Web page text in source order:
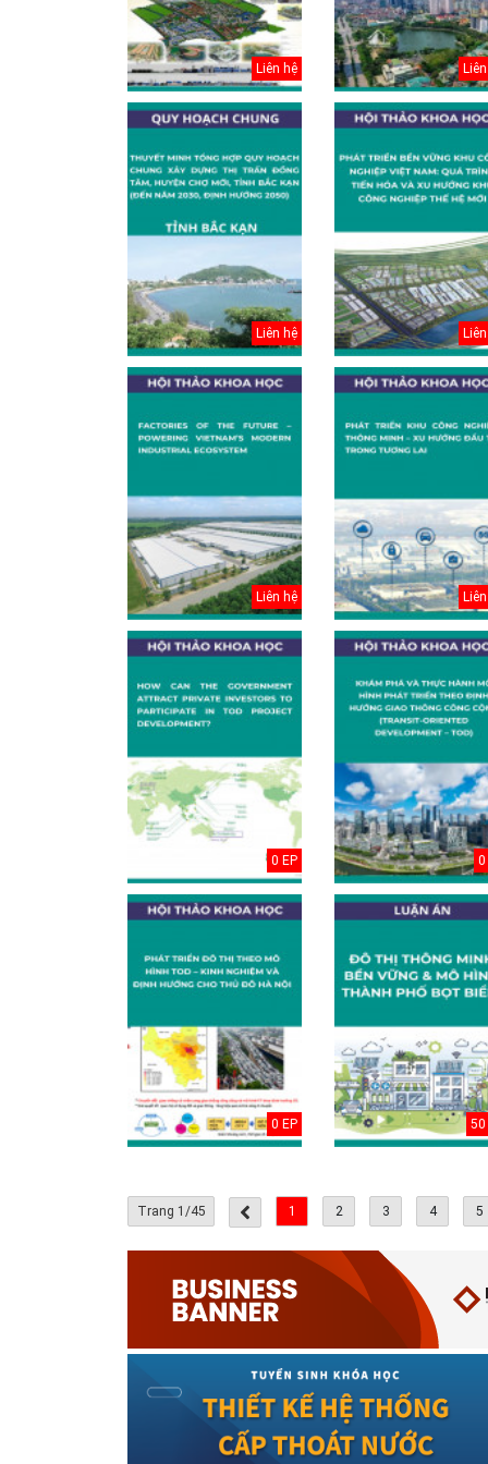
Liên hệ
Liên hệ
Liên hệ
0 EP 0
0 EP 50
Trang 1/45 1 2 3 4 5
Thuyết minh Hồ
sơ quy hoạch
tổng thể Thủ đô
của Hồ sơ quy
hoạch tổng thể...
Điều chỉnh quy
hoạch chung
thành phố Hải
Dươn...
Cấp nước-Bản vẽ
chi tiết cấu tạo
hố van đồng...
vẽ thiết kế kỹ
thuật cống tròn...
Hồ sơ mẫu bản
vẽ thiết kế hệ